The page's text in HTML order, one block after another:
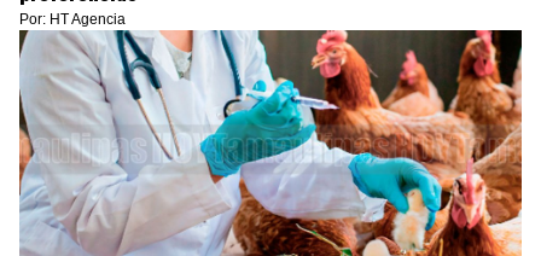
Por: HT Agencia